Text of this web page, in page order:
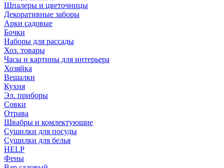
Шпалеры и цветочницы
Декоративные заборы
Арки садовые
Бочки
Наборы для рассады
Хоз. товары
Часы и картины для интерьера
Хозяйка
Вешалки
Кухня
Эл. приборы
Совки
Отрава
Швабры и комлектующие
Сушилки для посуды
Сушилки для белья
HELP
Фены